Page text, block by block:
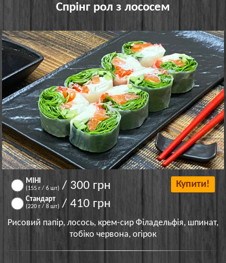
Спрінг рол з лососем
МІНІ
(155 г / 6 шт) / 300 грн
Стандарт
(220 г / 8 шт) / 410 грн
Купити!
Рисовий папір, лосось, крем-сир Філадельфія, шпинат,
тобіко червона, огірок